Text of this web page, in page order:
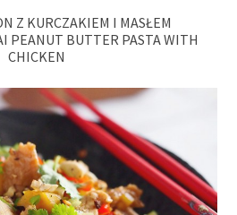
Z KURCZAKIEM I MASŁEM
PEANUT BUTTER PASTA WITH
CHICKEN